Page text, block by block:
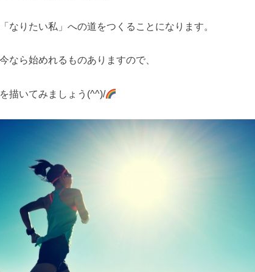
りたい私」への道をつくることになります。
なら始めれるものありますので、
描いてみましょう(^^)/